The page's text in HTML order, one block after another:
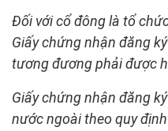
Đối với cổ đông là tổ
Giấy chứng nhận đăng
tương đương phải được
Giấy chứng nhận đăng
nước ngoài theo quy